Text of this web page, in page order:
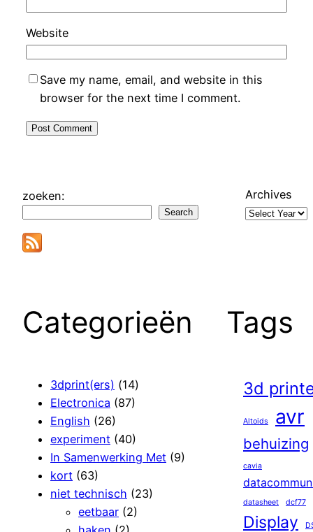
Website
Save my name, email, and website in this
browser for the next time I comment.
zoeken:
Search
Archives
Categorieën
3dprint(ers) (14)
Electronica (87)
English (26)
experiment (40)
In Samenwerking Met (9)
kort (63)
niet technisch (23)
eetbaar (2)
Tags
3d
Altoids avr
behuizing
cavia
datasheet dcf77
Display